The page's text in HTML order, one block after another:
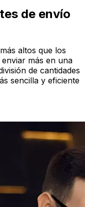
de envío
altos que los
más en una
de cantidades
sencilla y eficiente